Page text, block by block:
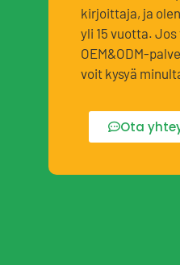
kirjoittaja, ja
yli 15 vuotta.
OEM&ODM-
voit kysyä
Ota